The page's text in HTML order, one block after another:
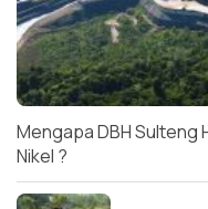
Mengapa DBH Sulteng
Nikel ?